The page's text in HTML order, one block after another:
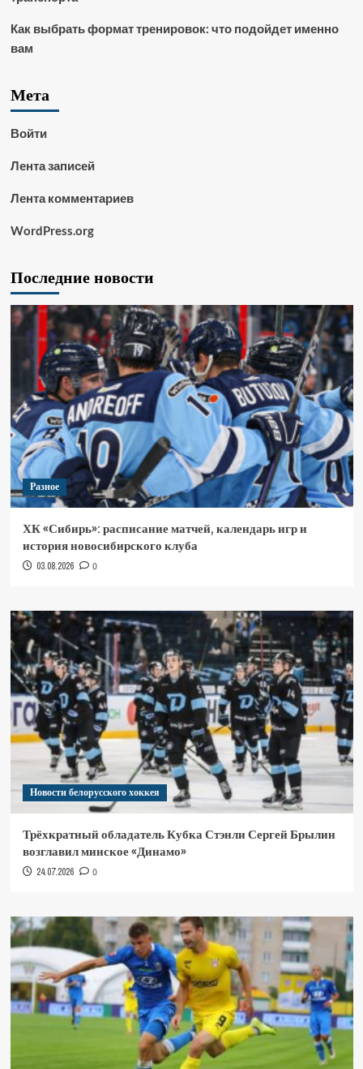
Как выбрать формат тренировок: что подойдет именно
вам
Мета
Войти
Лента записей
Лента комментариев
WordPress.org
Последние новости
Разное
ХК «Сибирь»: расписание матчей, календарь игр и
история новосибирского клуба
03.08.2026 0
Новости белорусского хоккея
Трёхкратный обладатель Кубка Стэнли Сергей Брылин
возглавил минское «Динамо»
24.07.2026 0